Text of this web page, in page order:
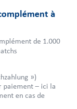
à
de 1.000
»)
paiement – ici la
en cas de